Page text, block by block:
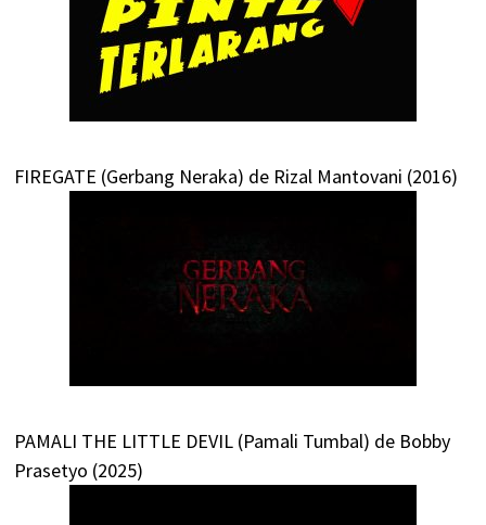
FIREGATE (Gerbang Neraka) de Rizal Mantovani (2016)
PAMALI THE LITTLE DEVIL (Pamali Tumbal) de Bobby
Prasetyo (2025)